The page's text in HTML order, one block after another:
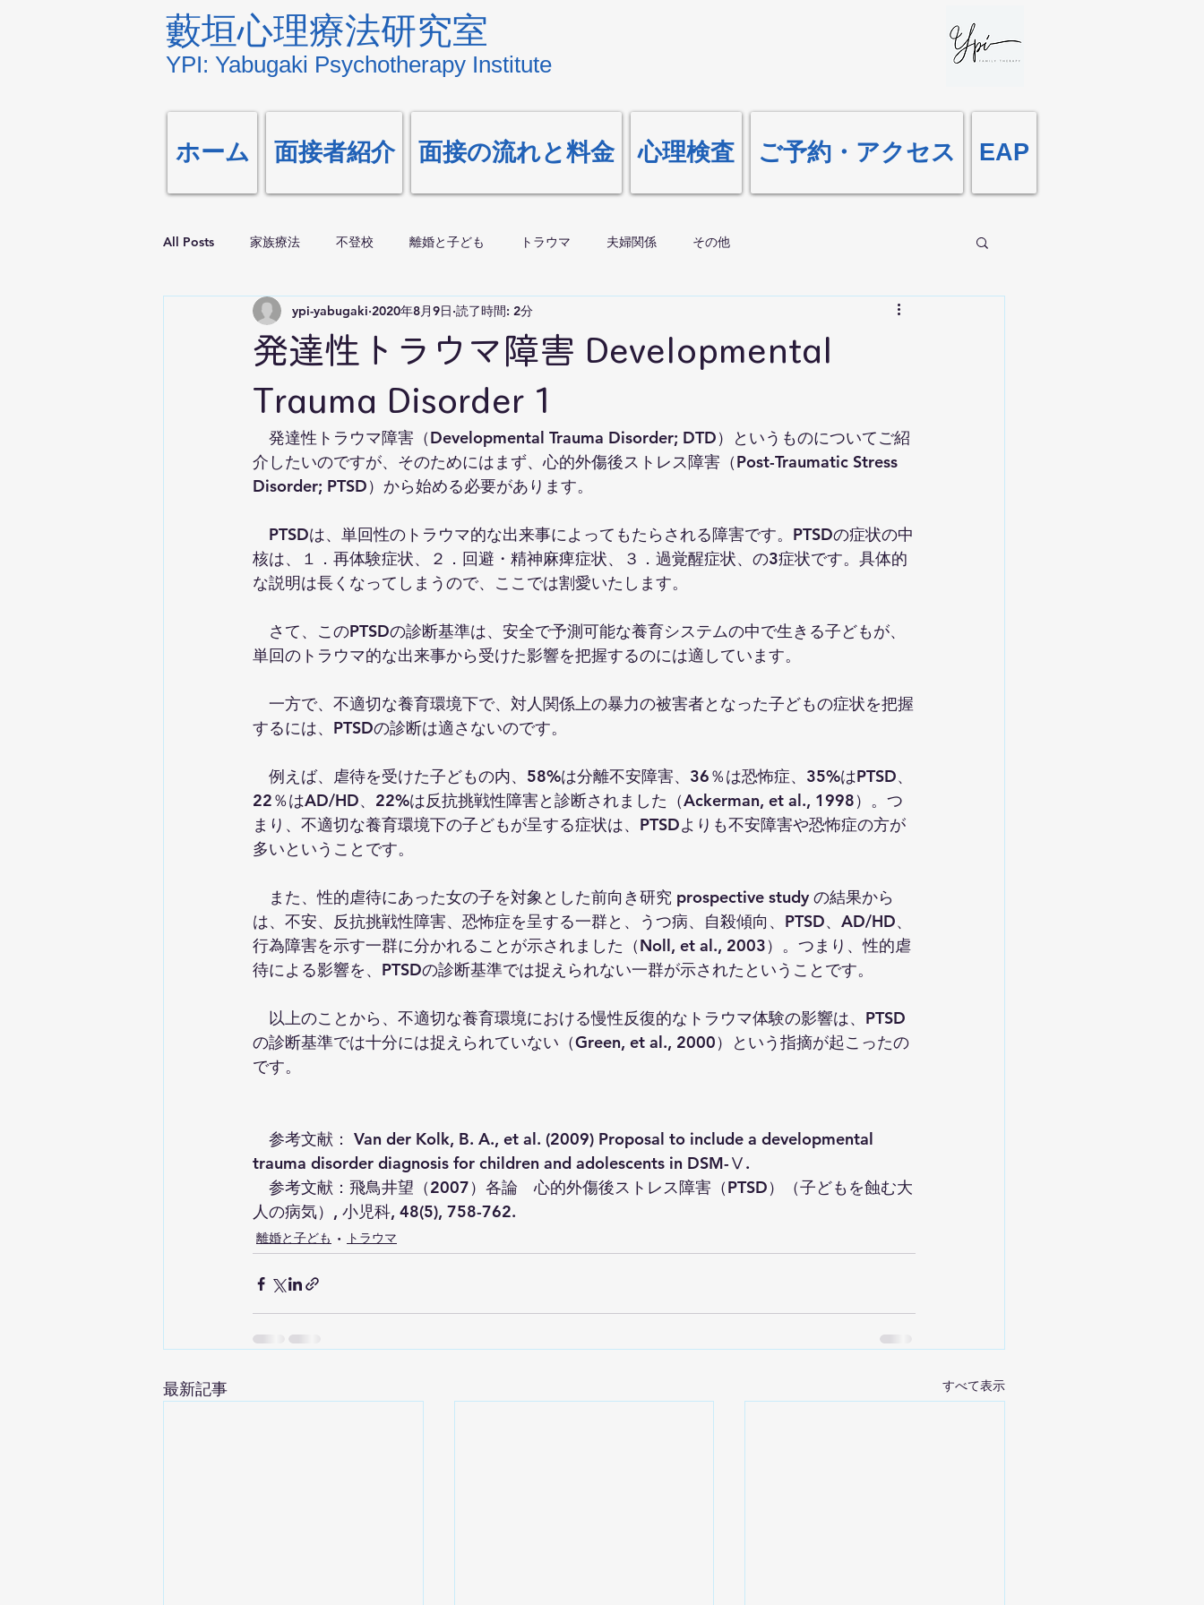
藪垣心理療法研究室
YPI: Yabugaki Psychotherapy Institute
ホーム 面接者紹介 面接の流れと料金 心理検査 ご予約・アクセス EAP
All Posts 家族療法 不登校 離婚と子ども トラウマ 夫婦関係 その他
発達性トラウマ障害 Developmental
Trauma Disorder 1
ypi-yabugaki 2020年8月9日 読了時間: 2分
発達性トラウマ障害（Developmental Trauma Disorder; DTD）というものについてご紹
介したいのですが、そのためにはまず、心的外傷後ストレス障害（Post-Traumatic Stress
Disorder; PTSD）から始める必要があります。
PTSDは、単回性のトラウマ的な出来事によってもたらされる障害です。PTSDの症状の中
核は、１．再体験症状、２．回避・精神麻痺症状、３．過覚醒症状、の3症状です。具体的
な説明は長くなってしまうので、ここでは割愛いたします。
さて、このPTSDの診断基準は、安全で予測可能な養育システムの中で生きる子どもが、
単回のトラウマ的な出来事から受けた影響を把握するのには適しています。
一方で、不適切な養育環境下で、対人関係上の暴力の被害者となった子どもの症状を把握
するには、PTSDの診断は適さないのです。
例えば、虐待を受けた子どもの内、58%は分離不安障害、36％は恐怖症、35%はPTSD、
22％はAD/HD、22%は反抗挑戦性障害と診断されました（Ackerman, et al., 1998）。つ
まり、不適切な養育環境下の子どもが呈する症状は、PTSDよりも不安障害や恐怖症の方が
多いということです。
また、性的虐待にあった女の子を対象とした前向き研究 prospective study の結果から
は、不安、反抗挑戦性障害、恐怖症を呈する一群と、うつ病、自殺傾向、PTSD、AD/HD、
行為障害を示す一群に分かれることが示されました（Noll, et al., 2003）。つまり、性的虐
待による影響を、PTSDの診断基準では捉えられない一群が示されたということです。
以上のことから、不適切な養育環境における慢性反復的なトラウマ体験の影響は、PTSD
の診断基準では十分には捉えられていない（Green, et al., 2000）という指摘が起こったの
です。
参考文献： Van der Kolk, B. A., et al. (2009) Proposal to include a developmental
trauma disorder diagnosis for children and adolescents in DSM-Ⅴ.
参考文献：飛鳥井望（2007）各論　心的外傷後ストレス障害（PTSD）（子どもを蝕む大
人の病気）, 小児科, 48(5), 758-762.
離婚と子ども トラウマ
最新記事 すべて表示